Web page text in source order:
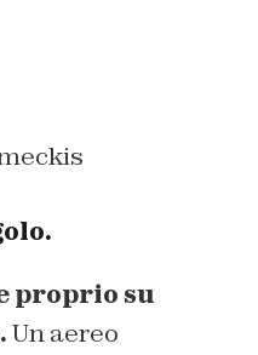
proprio su
Un aereo